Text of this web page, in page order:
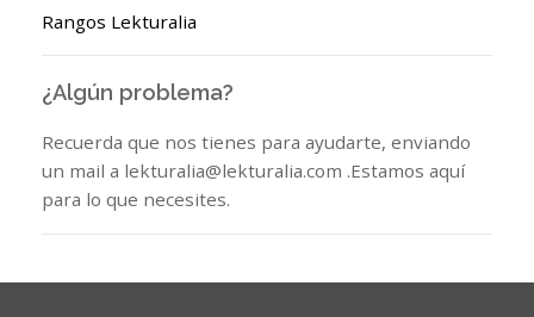
Rangos Lekturalia
¿Algún problema?
Recuerda que nos tienes para ayudarte, enviando
un mail a lekturalia@lekturalia.com .Estamos aquí
para lo que necesites.